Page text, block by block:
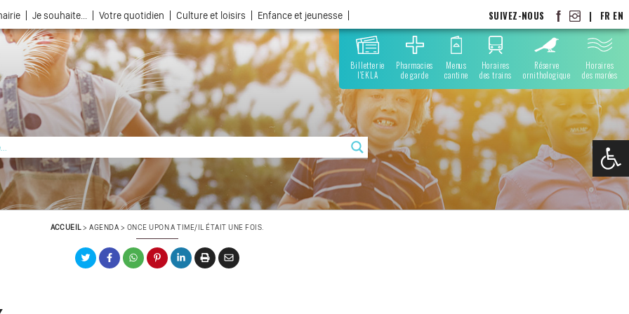
Je souhaite... Votre quotidien Culture et loisirs Enfance et jeunesse SUIVEZ-NOUS | FR EN
Billetterie
l'EKLA
Pharmacies
de garde
Menus
cantine
Horaires
des trains
Réserve
ornithologique
Horaires
des marées
ACCUEIL>AGENDA > ONCE UPON A TIME/IL ÉTAIT UNE FOIS.
Ouvrir